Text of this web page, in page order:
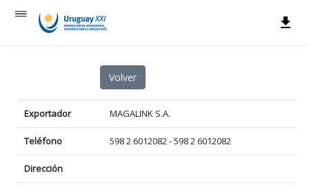
Exportador MAGALINK S.A.
Teléfono 598 2 6012082 - 598 2 6012082
Dirección